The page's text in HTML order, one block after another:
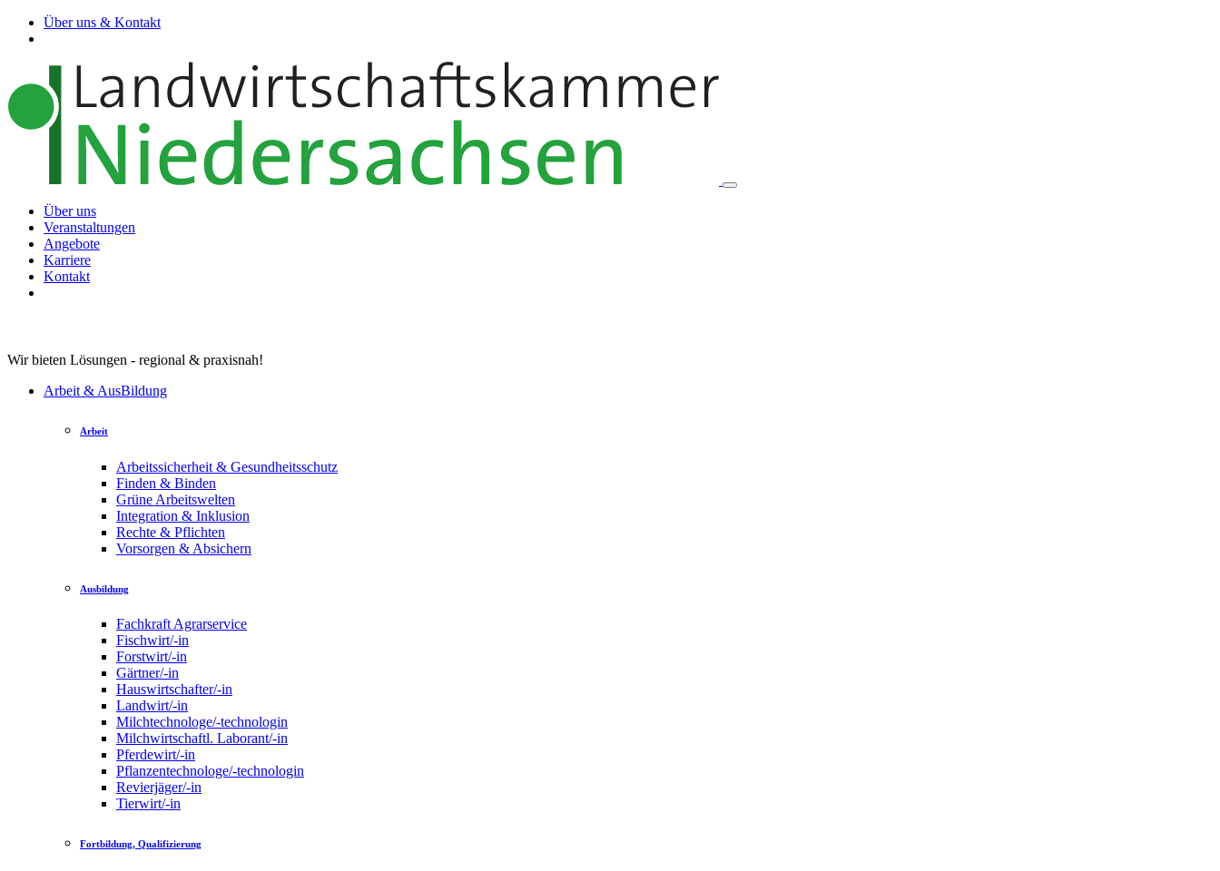
Über uns & Kontakt
Über uns
Veranstaltungen
Angebote
Karriere
Kontakt
Wir bieten Lösungen - regional & praxisnah!
Arbeit & AusBildung
Arbeit
Arbeitssicherheit & Gesundheitsschutz
Finden & Binden
Grüne Arbeitswelten
Integration & Inklusion
Rechte & Pflichten
Vorsorgen & Absichern
Ausbildung
Fachkraft Agrarservice
Fischwirt/-in
Forstwirt/-in
Gärtner/-in
Hauswirtschafter/-in
Landwirt/-in
Milchtechnologe/-technologin
Milchwirtschaftl. Laborant/-in
Pferdewirt/-in
Pflanzentechnologe/-technologin
Revierjäger/-in
Tierwirt/-in
Fortbildung, Qualifizierung